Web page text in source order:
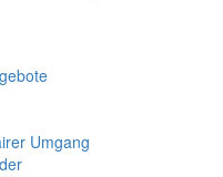
Umgang